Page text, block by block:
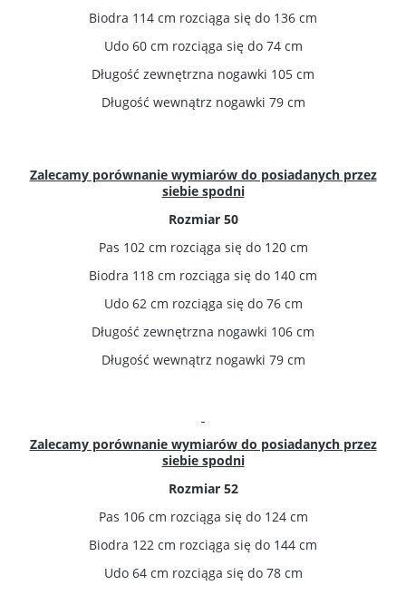
Biodra 114 cm rozciąga się do 136 cm
Udo 60 cm rozciąga się do 74 cm
Długość zewnętrzna nogawki 105 cm
Długość wewnątrz nogawki 79 cm
Zalecamy porównanie wymiarów do posiadanych przez
siebie spodni
Rozmiar 50
Pas 102 cm rozciąga się do 120 cm
Biodra 118 cm rozciąga się do 140 cm
Udo 62 cm rozciąga się do 76 cm
Długość zewnętrzna nogawki 106 cm
Długość wewnątrz nogawki 79 cm
Zalecamy porównanie wymiarów do posiadanych przez
siebie spodni
Rozmiar 52
Pas 106 cm rozciąga się do 124 cm
Biodra 122 cm rozciąga się do 144 cm
Udo 64 cm rozciąga się do 78 cm